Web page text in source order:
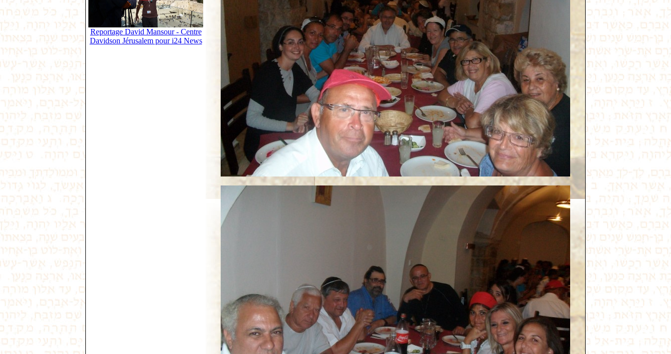
Reportage David Mansour - Centre
Davidson Jérusalem pour i24 News